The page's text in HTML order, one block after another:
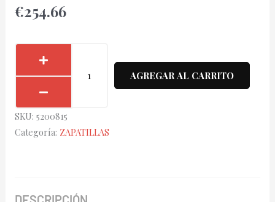
€254.66
Zapatillas
II
112
AGREGAR AL CARRITO
SKU: 5200815
Categoría: ZAPATILLAS